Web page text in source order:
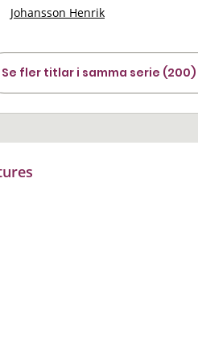
Johansson Henrik
Se fler titlar i samma serie (200)